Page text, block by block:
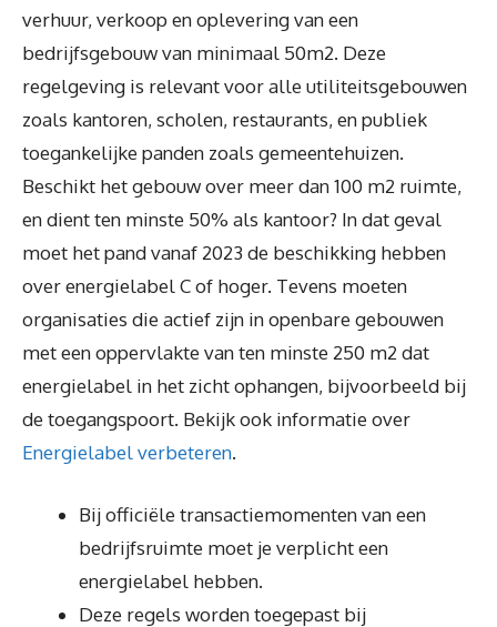
verhuur, verkoop en oplevering van een
bedrijfsgebouw van minimaal 50m2. Deze
regelgeving is relevant voor alle utiliteitsgebouwen
zoals kantoren, scholen, restaurants, en publiek
toegankelijke panden zoals gemeentehuizen.
Beschikt het gebouw over meer dan 100 m2 ruimte,
en dient ten minste 50% als kantoor? In dat geval
moet het pand vanaf 2023 de beschikking hebben
over energielabel C of hoger. Tevens moeten
organisaties die actief zijn in openbare gebouwen
met een oppervlakte van ten minste 250 m2 dat
energielabel in het zicht ophangen, bijvoorbeeld bij
de toegangspoort. Bekijk ook informatie over
Energielabel verbeteren.
Bij officiële transactiemomenten van een
bedrijfsruimte moet je verplicht een
energielabel hebben.
Deze regels worden toegepast bij